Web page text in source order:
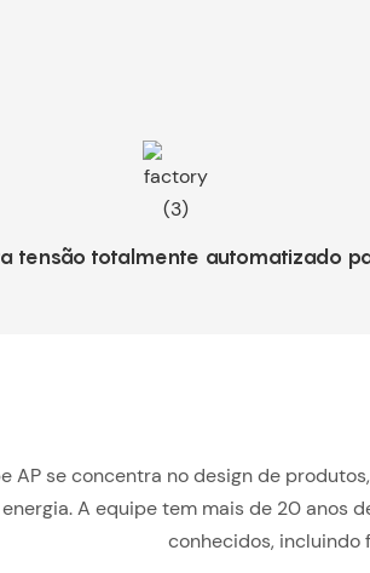
tensão totalmente automatizado
AP se concentra no design de
A equipe tem mais de 20 anos
conhecidos, incluindo